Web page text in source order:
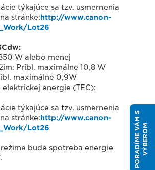
týkajúce sa tzv. usmernenia
stránke:http://www.canon-
Lot26
W alebo menej
Pribl. maximálne 10,8 W
maximálne 0,9W
energie (TEC):
týkajúce sa tzv. usmernenia
stránke:http://www.canon-
Lot26
bude spotreba energie
P
O
R
A
D
Í
M
E
VÁ
M
S
V
Ý
B
E
R
OM